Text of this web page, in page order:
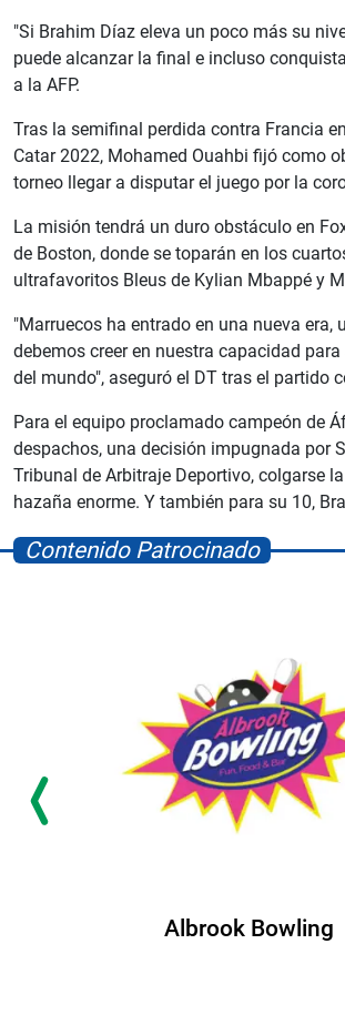
"Si Brahim Díaz eleva un poco más su
puede alcanzar la final e incluso
a la AFP.
Tras la semifinal perdida contra Francia
Catar 2022, Mohamed Ouahbi fijó como
torneo llegar a disputar el juego por la
La misión tendrá un duro obstáculo en
de Boston, donde se toparán en los
ultrafavoritos Bleus de Kylian Mbappé y
"Marruecos ha entrado en una nueva era,
debemos creer en nuestra capacidad
del mundo", aseguró el DT tras el partido
Para el equipo proclamado campeón de
despachos, una decisión impugnada por
Tribunal de Arbitraje Deportivo, colgarse
hazaña enorme. Y también para su 10,
Contenido Patrocinado
Albrook Bowling